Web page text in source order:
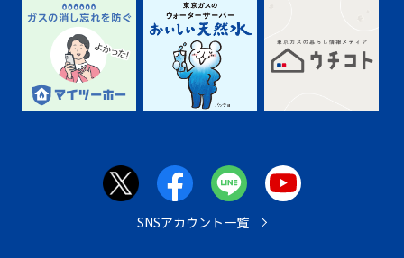
SNSアカウント一覧